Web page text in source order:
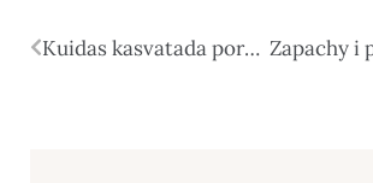
Kuidas kasvatada porgandeid koduaias?